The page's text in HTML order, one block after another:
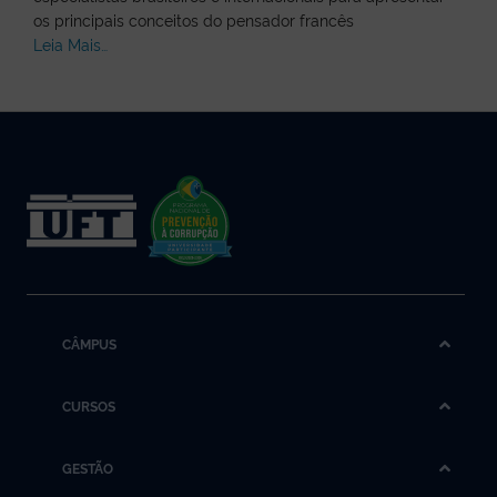
os principais conceitos do pensador francês
Leia Mais…
CÂMPUS
CURSOS
GESTÃO